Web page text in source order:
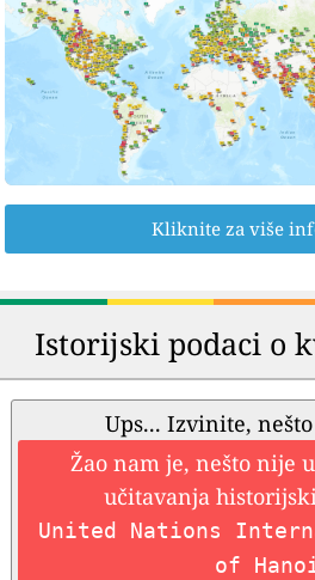
Kliknite za više
Istorijski podaci o
Ups... Izvinite,
Žao nam je, nešto nije
učitavanja
United Nations
of